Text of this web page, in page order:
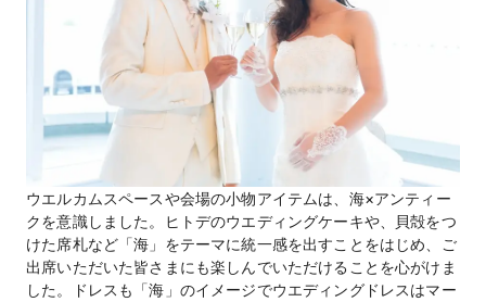
ウエルカムスペースや会場の小物アイテムは、海×アンティー
クを意識しました。ヒトデのウエディングケーキや、貝殻をつ
けた席札など「海」をテーマに統一感を出すことをはじめ、ご
出席いただいた皆さまにも楽しんでいただけることを心がけま
した。ドレスも「海」のイメージでウエディングドレスはマー